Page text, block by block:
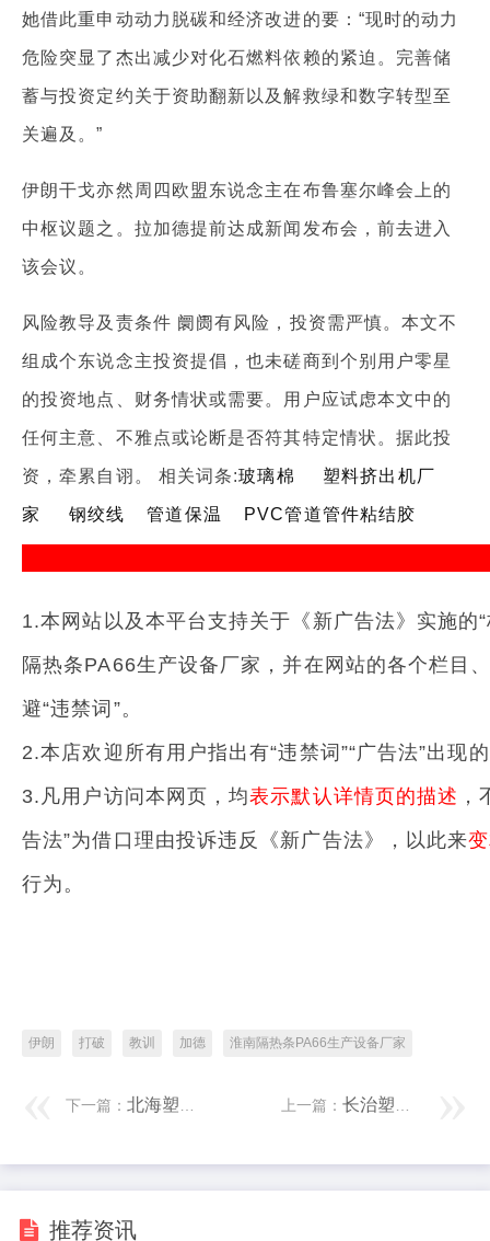
她借此重申动动力脱碳和经济改进的要：“现时的动力
危险突显了杰出减少对化石燃料依赖的紧迫。完善储
蓄与投资定约关于资助翻新以及解救绿和数字转型至
关遍及。”
伊朗干戈亦然周四欧盟东说念主在布鲁塞尔峰会上的
中枢议题之。拉加德提前达成新闻发布会，前去进入
该会议。
风险教导及责条件 阛阓有风险，投资需严慎。本文不
组成个东说念主投资提倡，也未磋商到个别用户零星
的投资地点、财务情状或需要。用户应试虑本文中的
任何主意、不雅点或论断是否符其特定情状。据此投
资，牵累自诩。 相关词条:玻璃棉 塑料挤出机厂
家 钢绞线 管道保温 PVC管道管件粘结胶
1.本网站以及本平台支持关于《新广告法》实施的
隔热条PA66生产设备厂家，并在网站的各个栏目
避“违禁词”。
2.本店欢迎所有用户指出有“违禁词”“广告法”出现
3.凡用户访问本网页，均表示默认详情页的描述
告法”为借口理由投诉违反《新广告法》，以此来
行为。
伊朗 打破 教训 加德 淮南隔热条PA66生产设备厂家
下一篇： 北海塑料挤出机设备厂家 老农脚将新四军团长踢入水田，团长起身说说念：大爷我谢谢您 上一篇： 长治塑料管材生产线厂家 多厚利好催化，光伏板块逆市爆发，光伏产业指数盘中强势涨6
推荐资讯